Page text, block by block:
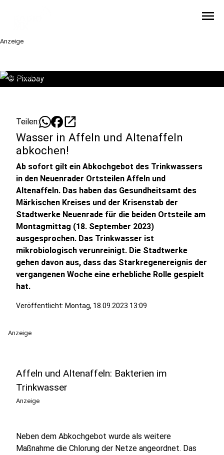
menu
Anzeige
© Pixabay
Teilen: open_in_new
Wasser in Affeln und Altenaffeln
abkochen!
Ab sofort gilt ein Abkochgebot des Trinkwassers
in den Neuenrader Ortsteilen Affeln und
Altenaffeln. Das haben das Gesundheitsamt des
Märkischen Kreises und der Krisenstab der
Stadtwerke Neuenrade für die beiden Ortsteile am
Montagmittag (18. September 2023)
ausgesprochen. Das Trinkwasser ist
mikrobiologisch verunreinigt. Die Stadtwerke
gehen davon aus, dass das Starkregenereignis der
vergangenen Woche eine erhebliche Rolle gespielt
hat.
Veröffentlicht: Montag, 18.09.2023 13:09
Anzeige
Affeln und Altenaffeln: Bakterien im
Trinkwasser
Anzeige
Neben dem Abkochgebot wurde als weitere
Maßnahme die Chlorung der Netze angeordnet. Das